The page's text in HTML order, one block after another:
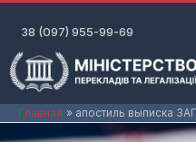
содержимому
38 (097) 955-99-69
Главная апостиль выписка